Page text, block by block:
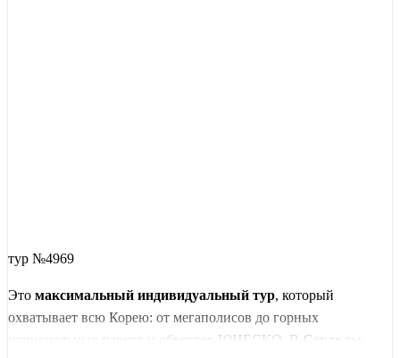
тур №4969
Это максимальный индивидуальный тур, который
охватывает всю Корею: от мегаполисов до горных
национальных парков и объектов ЮНЕСКО. В Сеуле